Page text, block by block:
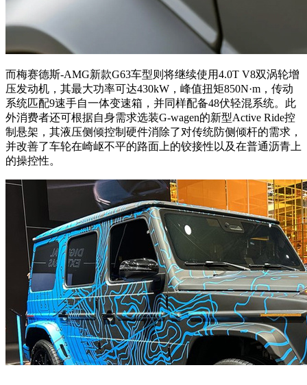
而梅赛德斯-AMG新款G63车型则将继续使用4.0T V8双涡轮增
压发动机，其最大功率可达430kW，峰值扭矩850N·m，传动
系统匹配9速手自一体变速箱，并同样配备48伏轻混系统。此
外消费者还可根据自身需求选装G-wagen的新型Active Ride控
制悬架，其液压侧倾控制硬件消除了对传统防侧倾杆的需求，
并改善了车轮在崎岖不平的路面上的铰接性以及在普通沥青上
的操控性。